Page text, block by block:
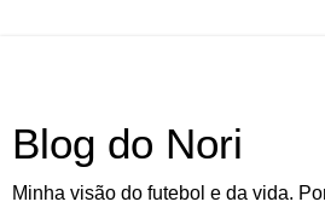
Blog do Nori
Minha visão do futebol e da vida.